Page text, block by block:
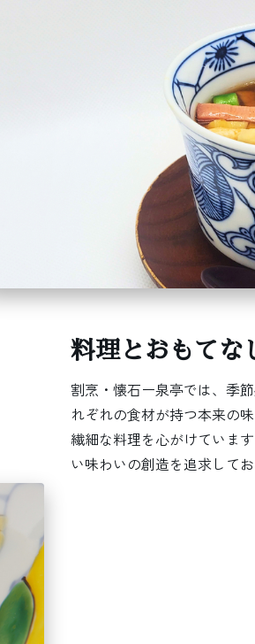
料理とおもてな
割烹・懐石ー泉亭では、季
れぞれの食材が持つ本来の
繊細な料理を心がけていま
い味わいの創造を追求して